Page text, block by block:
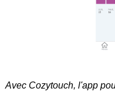
Avec Cozytouch, l'app